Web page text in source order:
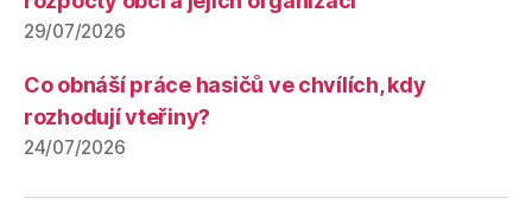
29/07/2026
Co obnáší práce hasičů ve chvílích, kdy
rozhodují vteřiny?
24/07/2026